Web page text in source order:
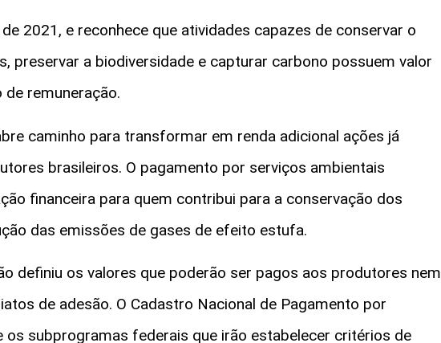
2021, e reconhece que atividades capazes de conservar o
preservar a biodiversidade e capturar carbono possuem valor
remuneração.
caminho para transformar em renda adicional ações já
brasileiros. O pagamento por serviços ambientais
financeira para quem contribui para a conservação dos
das emissões de gases de efeito estufa.
definiu os valores que poderão ser pagos aos produtores nem
de adesão. O Cadastro Nacional de Pagamento por
os subprogramas federais que irão estabelecer critérios de